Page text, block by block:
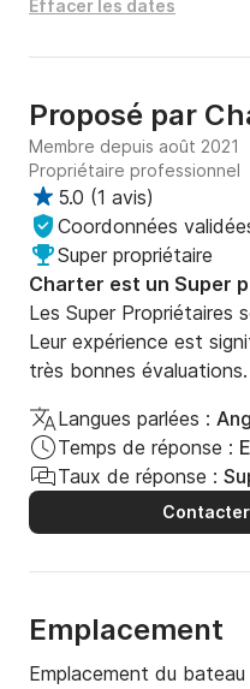
Effacer les dates
Proposé par
Membre depuis août 2021
Propriétaire professionnel
5.0 (1 avis)
Coordonnées
Super propriétaire
Charter est un Super
Les Super Propriétaires
Leur expérience est
très bonnes évaluations.
Langues parlées :
Temps de réponse :
Taux de réponse :
Emplacement
Emplacement du